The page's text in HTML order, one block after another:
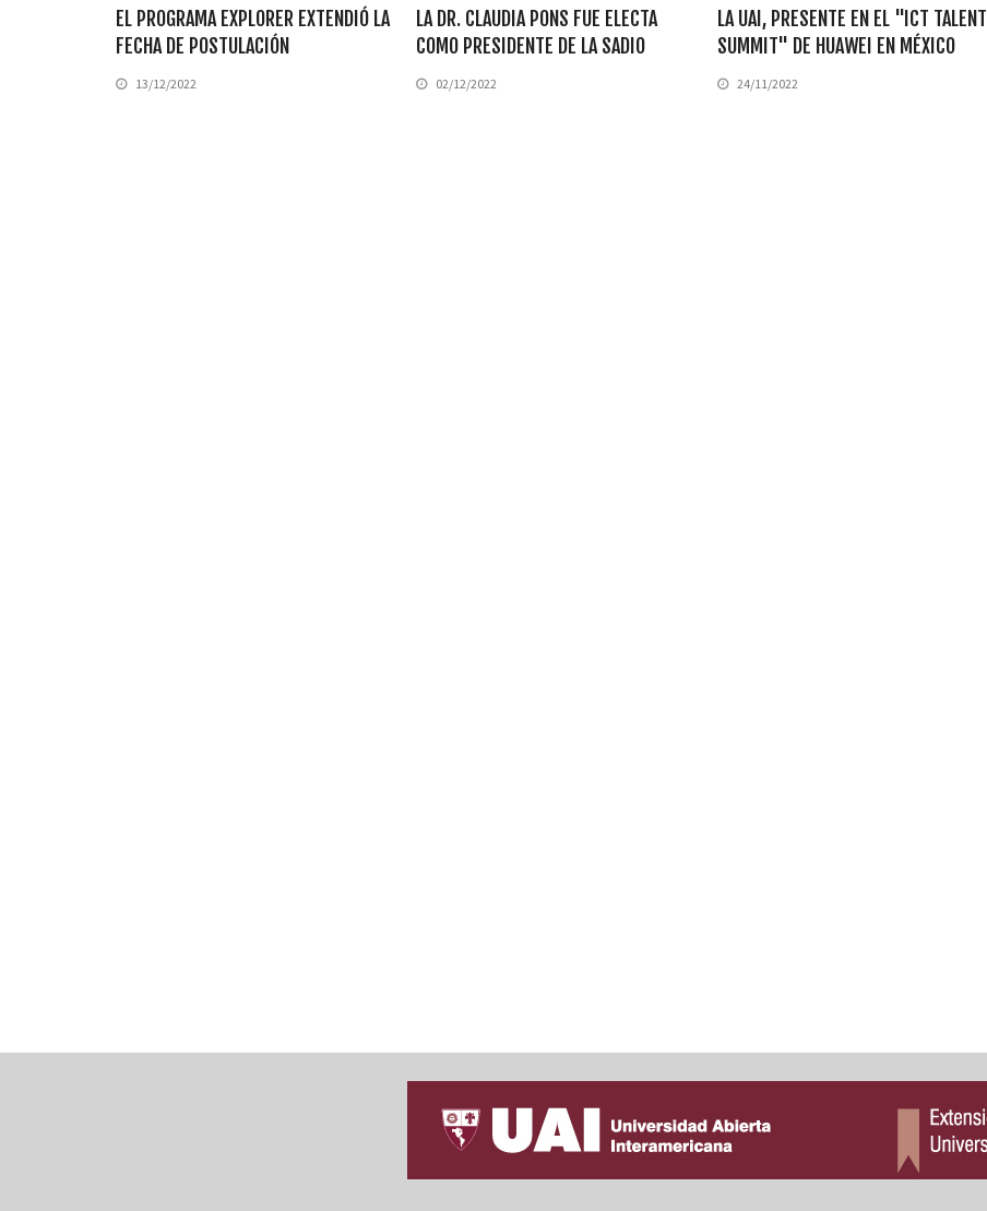
EL PROGRAMA EXPLORER EXTENDIÓ LA
FECHA DE POSTULACIÓN
13/12/2022
LA DR. CLAUDIA PONS FUE ELECTA
COMO PRESIDENTE DE LA SADIO
02/12/2022
LA UAI, PRESENTE EN EL "ICT TALENT
SUMMIT" DE HUAWEI EN MÉXICO
24/11/2022